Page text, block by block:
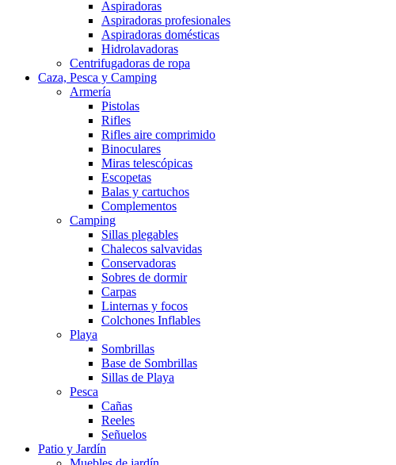
Aspiradoras
Aspiradoras profesionales
Aspiradoras domésticas
Hidrolavadoras
Centrifugadoras de ropa
Caza, Pesca y Camping
Armería
Pistolas
Rifles
Rifles aire comprimido
Binoculares
Miras telescópicas
Escopetas
Balas y cartuchos
Complementos
Camping
Sillas plegables
Chalecos salvavidas
Conservadoras
Sobres de dormir
Carpas
Linternas y focos
Colchones Inflables
Playa
Sombrillas
Base de Sombrillas
Sillas de Playa
Pesca
Cañas
Reeles
Señuelos
Patio y Jardín